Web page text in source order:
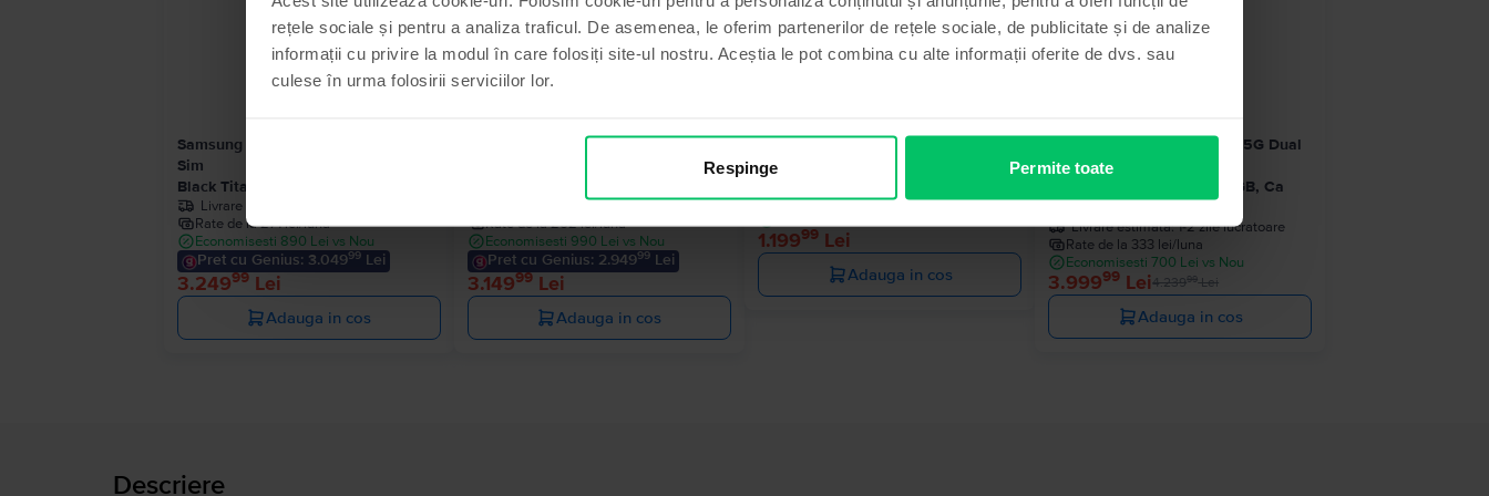
rețele sociale și pentru a analiza traficul. De asemenea, le oferim partenerilor de rețele sociale, de publicitate și de analize
informații cu privire la modul în care folosiți site-ul nostru. Aceștia le pot combina cu alte informații oferite de dvs. sau
culese în urma folosirii serviciilor lor.
Respinge Permite toate
Samsung Galaxy S24 Ultra 5G Dual
Sim
Black Titanium, 256 GB, Ca nou
Livrare estimata:
Rate de la 271 lei/luna
Economisesti 890 Lei vs Nou
Pret cu Genius: 3.04999Lei
3.24999Lei
Adauga in cos
Samsung Galaxy S24 Ultra 5G Dual
Livrare estimata:1-2 zile lucratoare
Rate de la 262 lei/luna
Economisesti 990 Lei vs Nou
Pret cu Genius: 2.94999Lei
3.14999Lei
Adauga in cos
Samsung Galaxy S22 5G Dual Sim
Phantom Black, 128 GB, Foarte bun
Rate de la 100 lei/luna
1.19999 Lei
Adauga in cos
- 240 Lei
Samsung Galaxy S25 Ultra 5G Dual
Sim
Titanium Silver Blue, 256 GB, Ca
Livrare estimata:1-2 zile lucratoare
Rate de la 333 lei/luna
Economisesti 700 Lei vs Nou
3.99999 Lei4.23999Lei
Adauga in cos
Descriere